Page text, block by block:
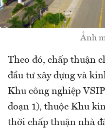
Ảnh
Theo đó, chấp thuận
đầu tư xây dựng và
Khu công nghiệp
đoạn 1), thuộc Khu
thời chấp thuận nhà